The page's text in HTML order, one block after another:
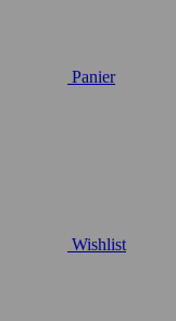
Panier
Wishlist